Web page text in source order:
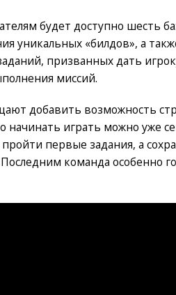
будет доступно шесть
уникальных «билдов», а
призванных дать
миссий.
добавить возможность
начинать играть можно уже
первые задания, а
команда особенно